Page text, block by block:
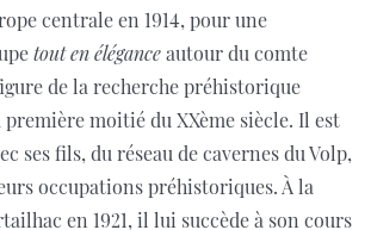
centrale en 1914, pour une
tout en éléganceautour du comte
de la recherche préhistorique
moitié du XXème siècle. Il est
ses fils, du réseau de cavernes du Volp,
occupations préhistoriques. À la
en 1921, il lui succède à son cours